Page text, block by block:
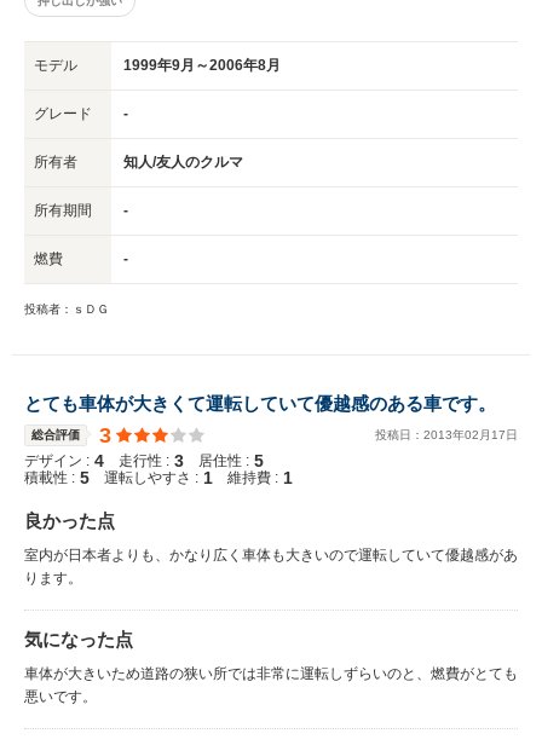
モデル 1999年9月～2006年8月
グレード -
所有者 知人/友人のクルマ
所有期間 -
燃費 -
投稿者：ｓＤＧ
とても車体が大きくて運転していて優越感のある車です。
総合評価 3 投稿日： 2013年02 月 17日
デザイン : 4 走行性 : 3 居住性 : 5
積載性 : 5 運転しやすさ : 1 維持費 : 1
良かった点
室内が日本者よりも、かなり広く車体も大きいので運転していて優越感があ
ります。
気になった点
車体が大きいため道路の狭い所では非常に運転しずらいのと、燃費がとても
悪いです。